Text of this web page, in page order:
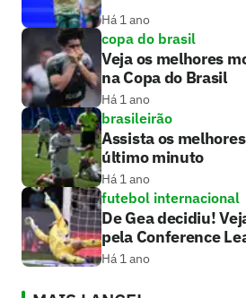
Há 1 ano
copa do brasil
Veja os melhores
na Copa do Brasil
Há 1 ano
brasileirão
Assista os
último minuto
Há 1 ano
futebol internacional
De Gea decidiu!
pela Conference
Há 1 ano